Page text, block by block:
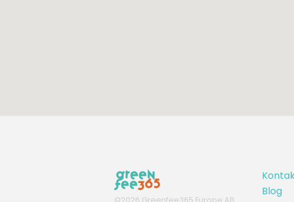
Blog